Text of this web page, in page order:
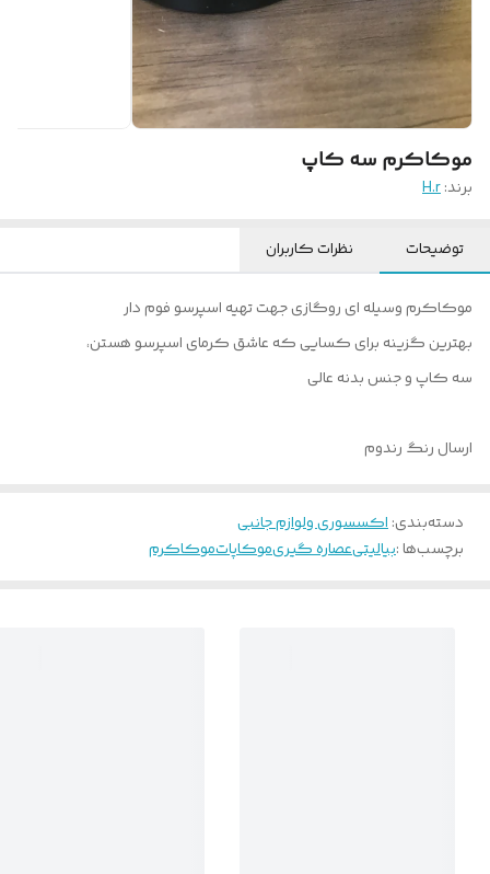
موکاکرم سه کاپ
برند:H.r
توضیحات نظرات کاربران
موکاکرم وسیله ای روگازی جهت تهیه اسپرسو فوم دار
بهترین گزینه برای کسایی که عاشق کرمای اسپرسو هستن،
سه کاپ و جنس بدنه عالی
ارسال رنگ رندوم
دسته‌بندی:اکسسوری و‌لوازم جانبی
برچسب‌ها :بیالیتیعصاره گیریموکاپاتموکاکرم